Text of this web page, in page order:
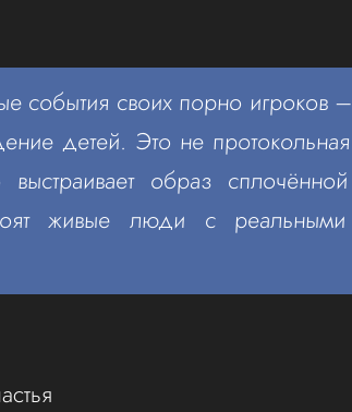
события своих порно игроков –
детей. Это не протокольная
образ сплочённой
живые люди с реальными